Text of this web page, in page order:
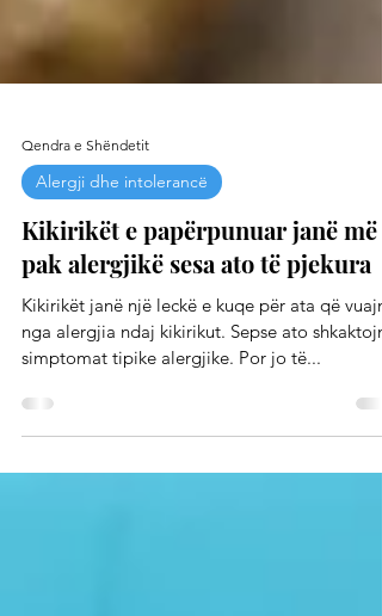
Qendra e Shëndetit
Kikirikët e papërpunuar janë më
pak alergjikë sesa ato të pjekura
Kikirikët janë një leckë e kuqe për ata që
nga alergjia ndaj kikirikut. Sepse ato